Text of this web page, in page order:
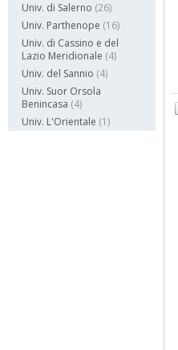
Univ. di Salerno (26)
Univ. Parthenope (16)
Univ. di Cassino e del
Lazio Meridionale (4)
Univ. del Sannio (4)
Univ. Suor Orsola
Benincasa (4)
Univ. L'Orientale (1)